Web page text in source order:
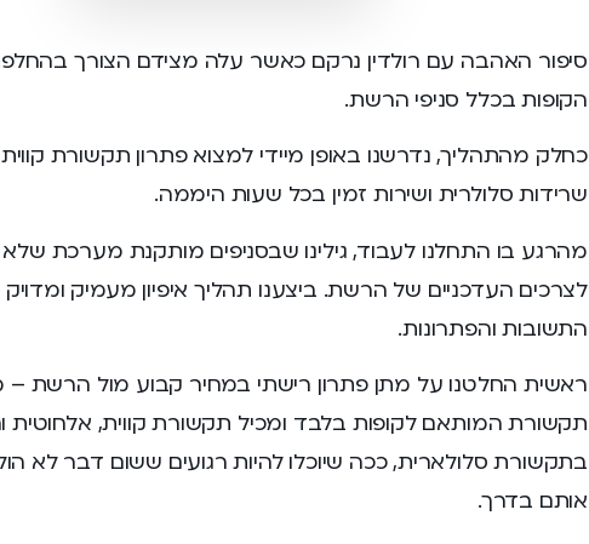
סיפור האהבה עם רולדין נרקם כאשר עלה מצידם הצורך
הקופות בכלל סניפי הרשת.
כחלק מהתהליך, נדרשנו באופן מיידי למצוא פתרון תקשורת
שרידות סלולרית ושירות זמין בכל שעות היממה.
מהרגע בו התחלנו לעבוד, גילינו שבסניפים מותקנת מערכת
לצרכים העדכניים של הרשת. ביצענו תהליך איפיון מעמיק ומדויק
התשובות והפתרונות.
ראשית החלטנו על מתן פתרון רישתי במחיר קבוע מול הרשת –
תקשורת המותאם לקופות בלבד ומכיל תקשורת קווית, אלחוטית
בתקשורת סלולארית, ככה שיוכלו להיות רגועים ששום דבר לא
אותם בדרך.